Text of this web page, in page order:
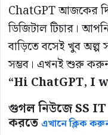
ChatGPT আজকের
ডিজিটাল টিচার।
বাড়িতে বসেই খুব অল্প
সম্ভব। এখনই শুরু
“Hi ChatGPT, I
গুগল নিউজে SS
করতে এখানে ক্লিক